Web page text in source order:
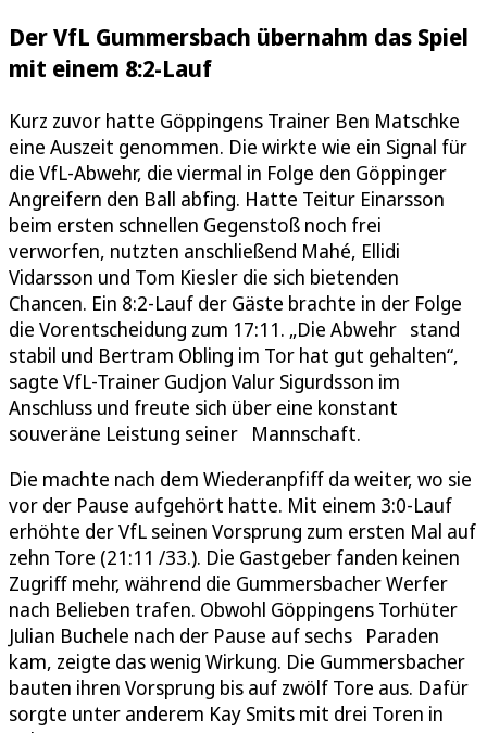
Der VfL Gummersbach übernahm das Spiel
mit einem 8:2-Lauf
Kurz zuvor hatte Göppingens Trainer Ben Matschke
eine Auszeit genommen. Die wirkte wie ein Signal für
die VfL-Abwehr, die viermal in Folge den Göppinger
Angreifern den Ball abfing. Hatte Teitur Einarsson
beim ersten schnellen Gegenstoß noch frei
verworfen, nutzten anschließend Mahé, Ellidi
Vidarsson und Tom Kiesler die sich bietenden
Chancen. Ein 8:2-Lauf der Gäste brachte in der Folge
die Vorentscheidung zum 17:11. „Die Abwehr stand
stabil und Bertram Obling im Tor hat gut gehalten“,
sagte VfL-Trainer Gudjon Valur Sigurdsson im
Anschluss und freute sich über eine konstant
souveräne Leistung seiner Mannschaft.
Die machte nach dem Wiederanpfiff da weiter, wo sie
vor der Pause aufgehört hatte. Mit einem 3:0-Lauf
erhöhte der VfL seinen Vorsprung zum ersten Mal auf
zehn Tore (21:11 /33.). Die Gastgeber fanden keinen
Zugriff mehr, während die Gummersbacher Werfer
nach Belieben trafen. Obwohl Göppingens Torhüter
Julian Buchele nach der Pause auf sechs Paraden
kam, zeigte das wenig Wirkung. Die Gummersbacher
bauten ihren Vorsprung bis auf zwölf Tore aus. Dafür
sorgte unter anderem Kay Smits mit drei Toren in